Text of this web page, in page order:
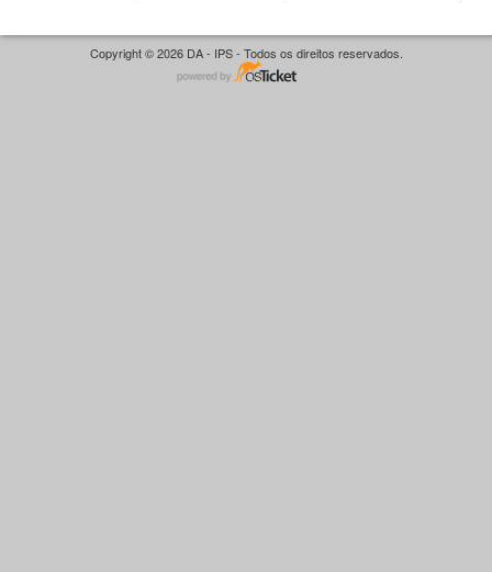
Copyright © 2026 DA - IPS - Todos os direitos reservados.